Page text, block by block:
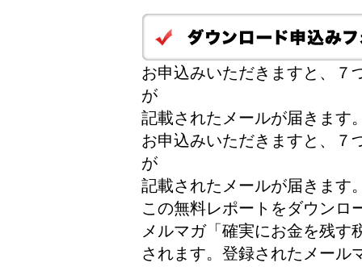
お申込みいただきますと、７
が
記載されたメールが届きます
お申込みいただきますと、７
が
記載されたメールが届きます
この無料レポートをダウンロ
メルマガ「確実にお金を残す
されます。登録されたメール